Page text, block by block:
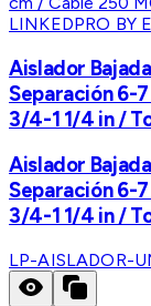
LINKEDPRO BY
Aislador
Separación 6-
3/4-1 1/4 in /
Aislador
Separación 6-
3/4-1 1/4 in /
LP-AISLADOR-